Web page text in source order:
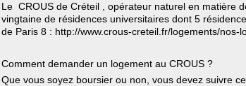
Le CROUS de Créteil , opérateur naturel en matière
vingtaine de résidences universitaires dont 5
de Paris 8 : http://www.crous-creteil.fr/logements/nos-
Comment demander un logement au CROUS ?
Que vous soyez boursier ou non, vous devez suivre